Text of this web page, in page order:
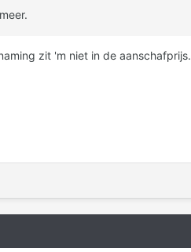
zit 'm niet in de aanschafprijs.